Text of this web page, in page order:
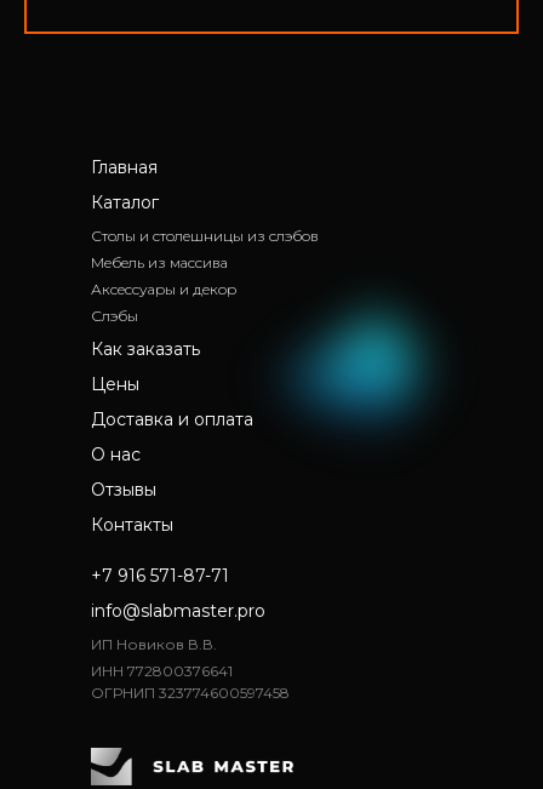
Главная
О нас
Отзывы
Каталог
Как заказать
Столы и столешницы из слэбов
Мебель из массива
Слэбы
Аксессуары и декор
+7 916 571-87-71
info@slabmaster.pro
Контакты
Доставка и оплата
Цены
ИНН 772800376641
ОГРНИП 323774600597458
ИП Новиков В.В.